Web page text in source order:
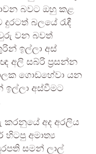
බවට ඔහු කළ
දුරටත් බලයේ රැඳී
වන බවත්
ඉල්ලා අස්
අලි සබ්රි ප්‍රසන්න
ගොඩහේවා යන
අස්වීමට
කරනුයේ අද අරලිය
හිටපු අමාත්‍ය
සමන් ලාල්